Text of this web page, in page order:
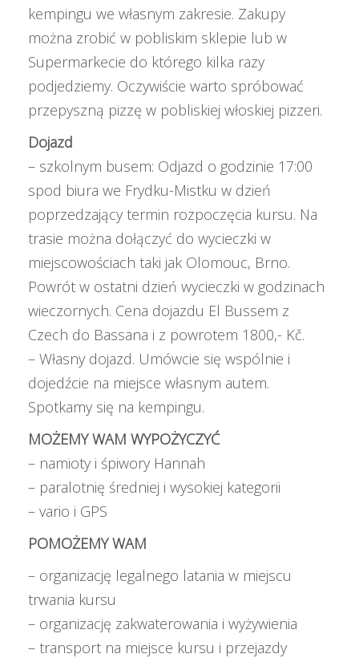
kempingu we własnym zakresie. Zakupy
można zrobić w pobliskim sklepie lub w
Supermarkecie do którego kilka razy
podjedziemy. Oczywiście warto spróbować
przepyszną pizzę w pobliskiej włoskiej pizzeri.
Dojazd
– szkolnym busem: Odjazd o godzinie 17:00
spod biura we Frydku-Mistku w dzień
poprzedzający termin rozpoczęcia kursu. Na
trasie można dołączyć do wycieczki w
miejscowościach taki jak Olomouc, Brno.
Powrót w ostatni dzień wycieczki w godzinach
wieczornych. Cena dojazdu El Bussem z
Czech do Bassana i z powrotem 1800,- Kč.
– Własny dojazd. Umówcie się wspólnie i
dojedźcie na miejsce własnym autem.
Spotkamy się na kempingu.
MOŻEMY WAM WYPOŻYCZYĆ
– namioty i śpiwory Hannah
– paralotnię średniej i wysokiej kategorii
– vario i GPS
POMOŻEMY WAM
– organizację legalnego latania w miejscu
trwania kursu
– organizację zakwaterowania i wyżywienia
– transport na miejsce kursu i przejazdy